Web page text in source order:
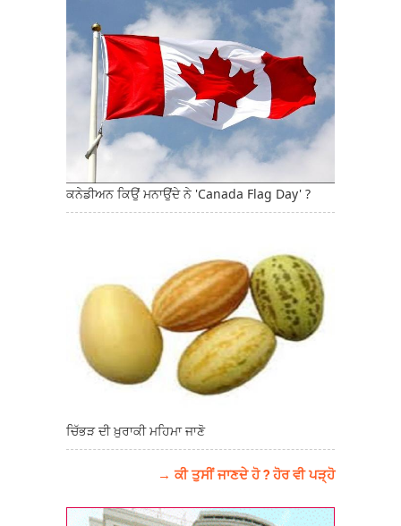
ਕਨੇਡੀਅਨ ਕਿਉਂ ਮਨਾਉਂਦੇ ਨੇ 'Canada Flag Day' ?
ਚਿੱਭੜ ਦੀ ਖ਼ੁਰਾਕੀ ਮਹਿਮਾ ਜਾਣੋ
→ ਕੀ ਤੁਸੀਂ ਜਾਣਦੇ ਹੋ ? ਹੋਰ ਵੀ ਪੜ੍ਹੋ